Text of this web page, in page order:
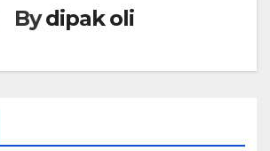
Bydipak oli